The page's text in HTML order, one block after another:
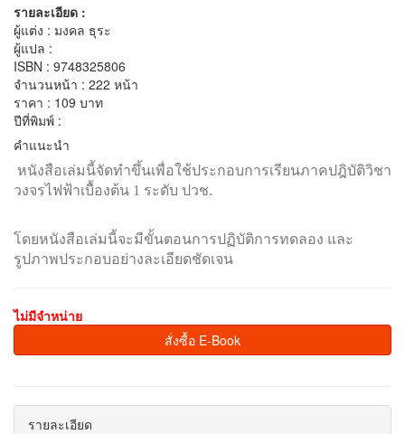
รายละเอียด :
ผู้แต่ง : มงคล ธุระ
ผู้แปล :
ISBN : 9748325806
จำนวนหน้า : 222 หน้า
ราคา : 109 บาท
ปีที่พิมพ์ :
คำแนะนำ
หนังสือเล่มนี้จัดทำขึ้นเพื่อใช้ประกอบการเรียนภาคปฎิบัติวิชา
วงจรไฟฟ้าเบื้องต้น 1 ระดับ ปวช.
โดยหนังสือเล่มนี้จะมีขั้นตอนการปฏิบัติการทดลอง และ
รูปภาพประกอบอย่างละเอียดชัดเจน
ไม่มีจำหน่าย
สั่งซื้อ E-Book
รายละเอียด